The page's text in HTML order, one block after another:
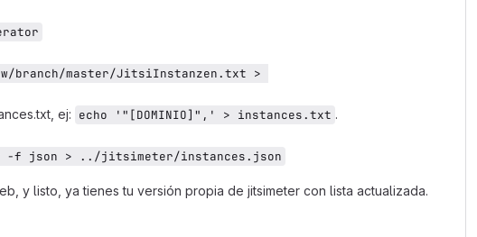
branch/master/JitsiInstanzen.txt >
ej: echo '"[DOMINIO]",' > instances.txt .
-f json > ../jitsimeter/instances.json
y listo, ya tienes tu versión propia de jitsimeter con lista actualizada.